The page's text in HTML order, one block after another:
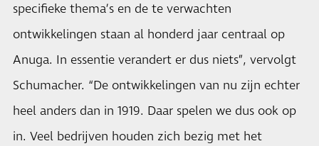
specifieke thema’s en de te verwachten
ontwikkelingen staan al honderd jaar centraal op
Anuga. In essentie verandert er dus niets”, vervolgt
Schumacher. “De ontwikkelingen van nu zijn echter
heel anders dan in 1919. Daar spelen we dus ook op
in. Veel bedrijven houden zich bezig met het